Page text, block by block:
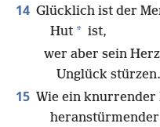
14 Glücklich ist der
Hut * ist,
wer aber sein
Unglück stürzen.
15 Wie ein knurrender